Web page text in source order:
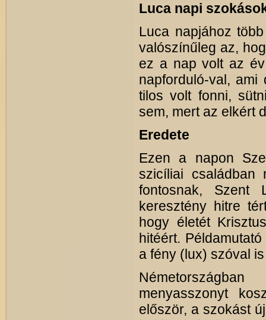
Luca napi
Luca napjához
valószínűleg az,
ez a nap volt az
napforduló-val,
tilos volt fonni,
sem, mert az elkért
Eredete
Ezen a napon
szicíliai családban
fontosnak,
keresztény hitre
hogy életét
hitéért.
a fény (lux) szóval
menyasszonyt
először, a szokást